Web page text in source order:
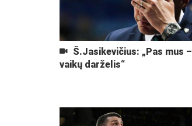
Š.Jasikevičius: „Pas mus –
vaikų darželis“